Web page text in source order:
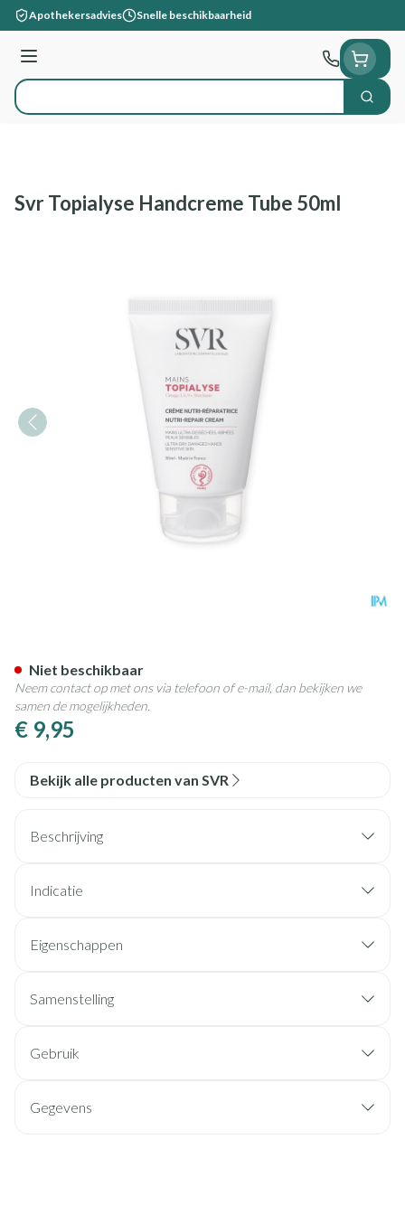
Ga naar de inhoud
Apothekersadvies Snelle beschikbaarheid
Menu
Product, merk, categorie... Zoek
Svr Topialyse Handcreme Tube 50ml
€ 9,95
Niet beschikbaar
Neem contact op met ons via telefoon of e-mail, dan bekijken we
samen de mogelijkheden.
Bekijk alle producten van SVR
Beschrijving
Indicatie
Eigenschappen
Samenstelling
Gebruik
Gegevens